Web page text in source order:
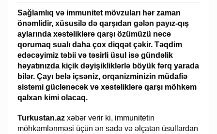
Sağlamlıq və immunitet mövzuları hər zaman
önəmlidir, xüsusilə də qarşıdan gələn payız-qış
aylarında xəstəliklərə qarşı özümüzü necə
qorumaq sualı daha çox diqqət çəkir. Təqdim
edəcəyimiz təbii və təsirli üsul isə gündəlik
həyatınızda kiçik dəyişikliklərlə böyük fərq yarada
bilər. Çayı belə içsəniz, orqanizminizin müdafiə
sistemi güclənəcək və xəstəliklərə qarşı möhkəm
qalxan kimi olacaq.
Turkustan.az xəbər verir ki, immunitetin
möhkəmlənməsi üçün ən sadə və əlçatan üsullardan